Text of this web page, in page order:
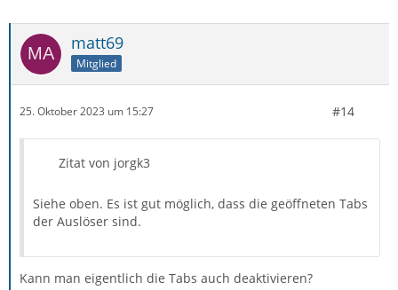
matt69
Mitglied
25. Oktober 2023 um 15:27 #14
Zitat von jorgk3
Siehe oben. Es ist gut möglich, dass die geöffneten Tabs
der Auslöser sind.
Kann man eigentlich die Tabs auch deaktivieren?